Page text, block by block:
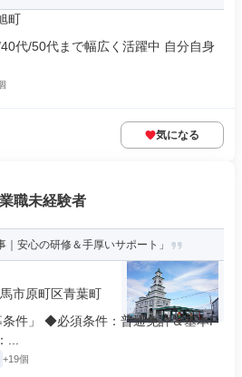
町
代/50代まで幅広く活躍中 自分自身
気になる
職未経験者
｜安心の研修＆手厚いサポート」
市原町区青葉町
件」 ◆必須条件：普通免許＆基本P
+19個